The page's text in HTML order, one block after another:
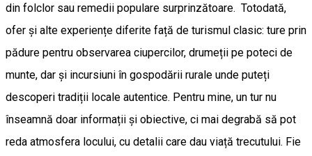
din folclor sau remedii populare surprinzătoare. Totodată,
ofer și alte experiențe diferite față de turismul clasic: ture prin
pădure pentru observarea ciupercilor, drumeții pe poteci de
munte, dar și incursiuni în gospodării rurale unde puteți
descoperi tradiții locale autentice. Pentru mine, un tur nu
înseamnă doar informații și obiective, ci mai degrabă să pot
reda atmosfera locului, cu detalii care dau viață trecutului. Fie